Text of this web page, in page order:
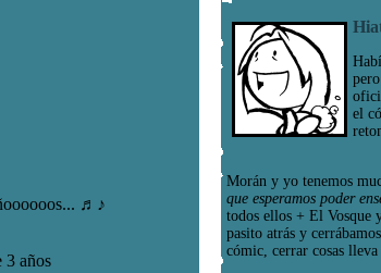
el
Morán y yo tenemos
que esperamos poder
todos ellos + El Vosque
pasito atrás y
cómic, cerrar cosas lleva